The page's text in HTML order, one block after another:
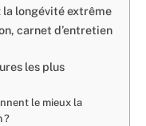
la longévité extrême
carnet d’entretien
les plus
le mieux la
?